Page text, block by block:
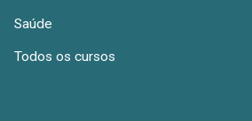
Saúde
Todos os cursos